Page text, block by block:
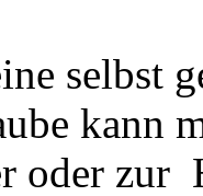
selbst
kann
oder zur